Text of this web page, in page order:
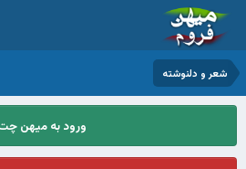
شعر و دلنوشته
ورود به میهن چت